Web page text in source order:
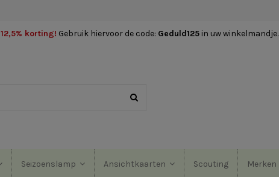
12,5% korting! Gebruik hiervoor de code: Geduld125 in uw winkelmandje.
Seizoenslamp Ansichtkaarten Scouting Merken